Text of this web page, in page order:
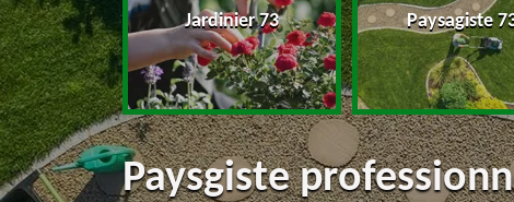
73 Jardinier 73 Paysagiste
Paysgiste